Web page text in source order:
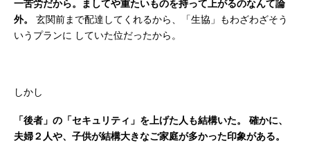
一苦労だから。ましてや重たいものを持って上がるのなんて論
外。
玄関前まで配達してくれるから、「生協」もわざわざそう
いうプランに していた位だったから。
しかし
「後者」の「セキュリティ」を上げた人も結構いた。
確かに、
夫婦２人や、子供が結構大きなご家庭が多かった印象がある。